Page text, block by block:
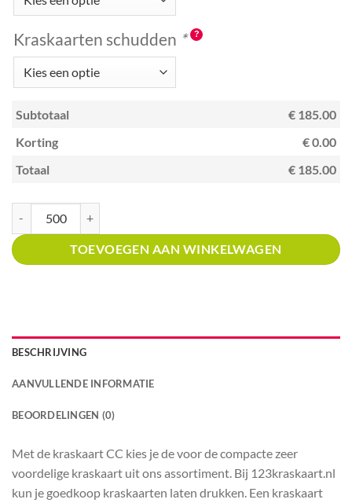
Kraskaarten schudden *
Subtotaal
€ 185.00
Korting
€ 0.00
Totaal
€ 185.00
TOEVOEGEN AAN WINKELWAGEN
BESCHRIJVING
AANVULLENDE INFORMATIE
BEOORDELINGEN (0)
Met de kraskaart CC kies je de voor de compacte zeer
voordelige kraskaart uit ons assortiment. Bij 123kraskaart.nl
kun je goedkoop kraskaarten laten drukken. Een kraskaart